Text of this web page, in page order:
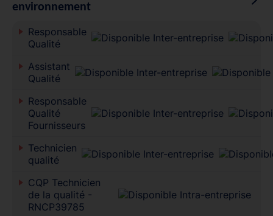
environnement
Responsable
Qualité
Assistant
Qualité
Responsable
Qualité
Fournisseurs
Technicien
qualité
CQP Technicien
de la qualité -
RNCP39785